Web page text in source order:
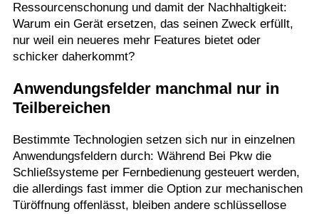
Ressourcenschonung und damit der Nachhaltigkeit:
Warum ein Gerät ersetzen, das seinen Zweck erfüllt,
nur weil ein neueres mehr Features bietet oder
schicker daherkommt?
Anwendungsfelder manchmal nur in
Teilbereichen
Bestimmte Technologien setzen sich nur in einzelnen
Anwendungsfeldern durch: Während Bei Pkw die
Schließsysteme per Fernbedienung gesteuert werden,
die allerdings fast immer die Option zur mechanischen
Türöffnung offenlässt, bleiben andere schlüssellose